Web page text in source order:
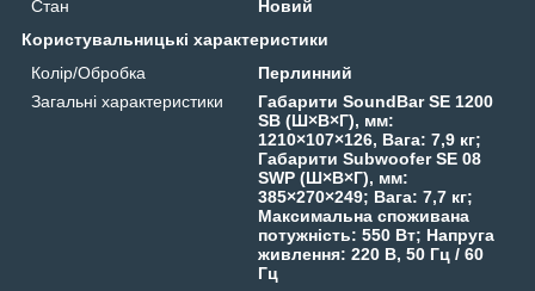
Стан
Новий
Користувальницькі характеристики
Колір/Обробка
Перлинний
Загальні характеристики
Габарити SoundBar SE 1200
SB (Ш×В×Г), мм:
1210×107×126, Вага: 7,9 кг;
Габарити Subwoofer SE 08
SWP (Ш×В×Г), мм:
385×270×249; Вага: 7,7 кг;
Максимальна споживана
потужність: 550 Вт; Напруга
живлення: 220 В, 50 Гц / 60
Гц